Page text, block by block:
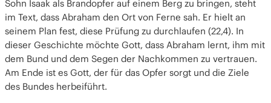
Sohn Isaak als Brandopfer auf einem Berg zu bringen, steht
im Text, dass Abraham den Ort von Ferne sah. Er hielt an
seinem Plan fest, diese Prüfung zu durchlaufen (22,4). In
dieser Geschichte möchte Gott, dass Abraham lernt, ihm mit
dem Bund und dem Segen der Nachkommen zu vertrauen.
Am Ende ist es Gott, der für das Opfer sorgt und die Ziele
des Bundes herbeiführt.